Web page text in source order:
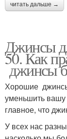
читать дальше →
Джинсы
50. Как
джинсы
Хорошие
уменьшить
главное, что
У всех нас